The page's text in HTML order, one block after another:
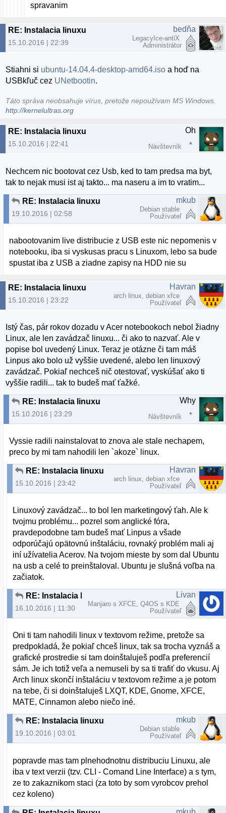
spravanim
RE: Instalacia linuxu
15.10.2016 | 22:39
bedňa
LegacyIce-antiX
Administrátor
Stiahni si ubuntu-14.04.4-desktop-amd64.iso a hoď na
USBkľuč cez UNetbootin.
Táto správa neobsahuje vírus, pretože nepoužívam MS Windows.
http://kernelultras.org
RE: Instalacia linuxu
15.10.2016 | 22:41
Oh
Návštevník
Nechcem nic bootovat cez Usb, ked to tam predsa ma byt,
tak to nejak musi ist aj takto... ma naseru a im to vratim...
RE: Instalacia linuxu
19.10.2016 | 02:58
mkub
Debian stable
Používateľ
nabootovanim live distribucie z USB este nic nepomenis v
notebooku, iba si vyskusas pracu s Linuxom, lebo sa bude
spustat iba z USB a ziadne zapisy na HDD nie su
RE: Instalacia linuxu
15.10.2016 | 23:22
Havran
arch linux, debian xfce
Používateľ
Istý čas, pár rokov dozadu v Acer notebookoch nebol žiadny
Linux, ale len zavádzač linuxu... či ako to nazvať. Ale v
popise bol uvedený Linux. Teraz je otázne či tam máš
Linpus ako bolo už vyššie uvedené, alebo len linuxový
zavádzač. Pokiaľ nechceš nič otestovať, vyskúšať ako ti
vyššie radili... tak to budeš mať ťažké.
RE: Instalacia linuxu
15.10.2016 | 23:29
Why
Návštevník
Vyssie radili nainstalovat to znova ale stale nechapem,
preco by mi tam nahodili len `akoze` linux.
RE: Instalacia linuxu
15.10.2016 | 23:42
Havran
arch linux, debian xfce
Používateľ
Linuxový zavádzač... to bol len marketingový ťah. Ale k
tvojmu problému... pozrel som anglické fóra,
pravdepodobne tam budeš mať Linpus a všade
odporúčajú opätovnú inštaláciu, rovnaký problém mali aj
iní užívatelia Acerov. Na tvojom mieste by som dal Ubuntu
na usb a celé to preinštaloval. Ubuntu je slušná voľba na
začiatok.
RE: Instalacia linuxu
16.10.2016 | 11:30
Livan
Manjaro s XFCE, Q4OS s KDE
Používateľ
Oni ti tam nahodili linux v textovom režime, pretože sa
predpokladá, že pokiaľ chceš linux, tak sa trocha vyznáš a
grafické prostredie si tam doinštaluješ podľa preferencií
sám. Je ich totiž veľa a nemuseli by sa ti trafiť do vkusu. Aj
Arch linux skončí inštaláciu v textovom režime a je potom
na tebe, či si doinštaluješ LXQT, KDE, Gnome, XFCE,
MATE, Cinnamon alebo niečo iné.
RE: Instalacia linuxu
19.10.2016 | 03:01
mkub
Debian stable
Používateľ
popravde mas tam plnehodnotnu distribuciu Linuxu, ale
iba v text verzii (tzv. CLI - Comand Line Interface) a s tym,
ze to zakaznikom staci (za toto by som vyrobcov prehol
cez koleno)